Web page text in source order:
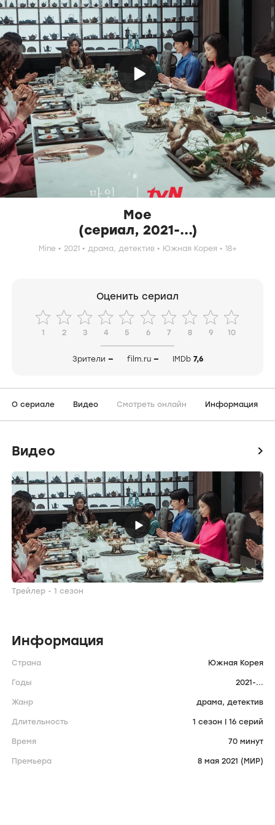
Мое
(сериал, 2021-...)
Mine 2021 драма, детектив Южная Корея 18+
Оценить сериал
1 2 3 4 5 6 7 8 9 10
Зрители — film.ru — IMDb 7,6
О сериале Видео Смотреть онлайн Информация
Видео icon
Трейлер - 1 сезон
Информация
Страна Южная Корея
Годы 2021-...
Жанр драма, детектив
Длительность 1 сезон | 16 серий
Время 70 минут
Премьера 8 мая 2021 (МИР)